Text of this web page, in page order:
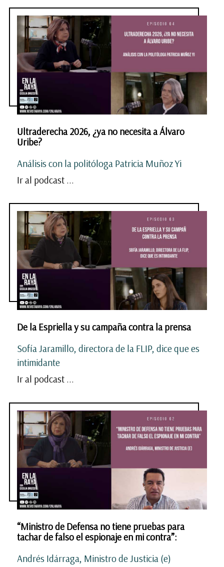
Ultraderecha 2026, ¿ya no necesita a Álvaro
Uribe?
Análisis con la politóloga Patricia Muñoz Yi
Ir al podcast ...
De la Espriella y su campaña contra la prensa
Sofía Jaramillo, directora de la FLIP, dice que es
intimidante
Ir al podcast ...
“Ministro de Defensa no tiene pruebas para
tachar de falso el espionaje en mi contra”:
Andrés Idárraga, Ministro de Justicia (e)